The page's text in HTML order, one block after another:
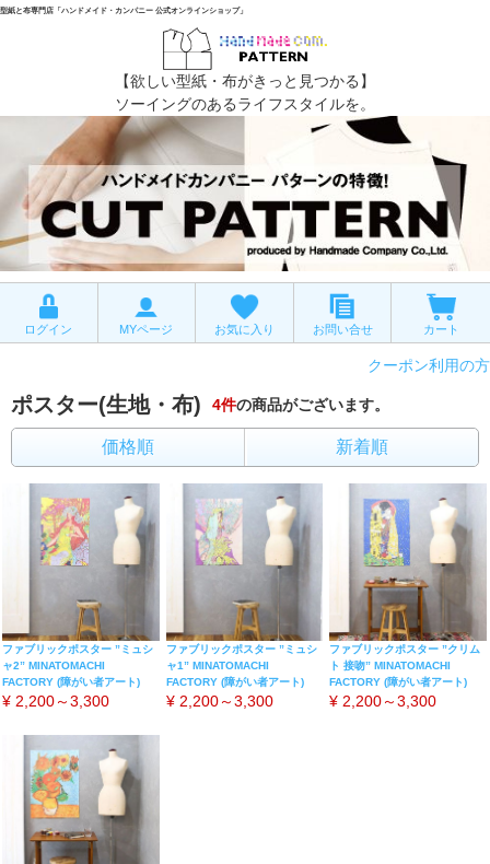
型紙と布専門店「ハンドメイド・カンパニー 公式オンラインショップ」
【欲しい型紙・布がきっと見つかる】
ソーイングのあるライフスタイルを。
ログイン MYページ お気に入り お問い合せ カート
クーポン利用の方
ポスター(生地・布) 4件の商品がございます。
価格順 新着順
ファブリックポスター ”ミュシ
ャ2” MINATOMACHI
FACTORY (障がい者アート)
¥ 2,200～3,300
ファブリックポスター ”ミュシ
ャ1” MINATOMACHI
FACTORY (障がい者アート)
¥ 2,200～3,300
ファブリックポスター ”クリム
ト 接吻” MINATOMACHI
FACTORY (障がい者アート)
¥ 2,200～3,300